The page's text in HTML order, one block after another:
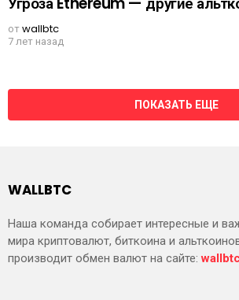
т
а
р
и
отwallbtc
7 лет назад
ПОКАЗАТЬ ЕЩЕ
WALLBTC
Наша команда собирает интересные и
мира криптовалют, биткоина и
производит обмен валют на сайте: